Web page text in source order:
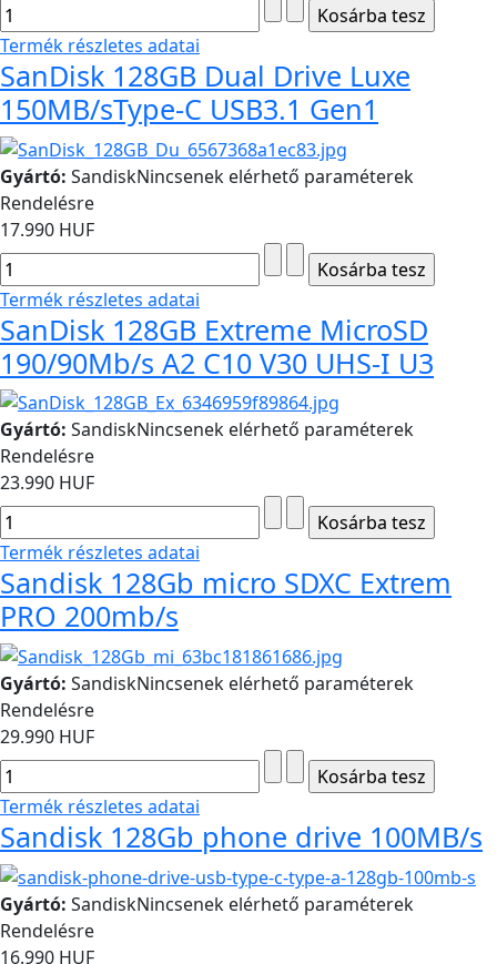
Termék részletes adatai
SanDisk 128GB Dual Drive Luxe
150MB/sType-C USB3.1 Gen1
Gyártó: SandiskNincsenek elérhető paraméterek
Rendelésre
17.990 HUF
Termék részletes adatai
SanDisk 128GB Extreme MicroSD
190/90Mb/s A2 C10 V30 UHS-I U3
Gyártó: SandiskNincsenek elérhető paraméterek
Rendelésre
23.990 HUF
Termék részletes adatai
Sandisk 128Gb micro SDXC Extrem
PRO 200mb/s
Gyártó: SandiskNincsenek elérhető paraméterek
Rendelésre
29.990 HUF
Termék részletes adatai
Sandisk 128Gb phone drive 100MB/s
Gyártó: SandiskNincsenek elérhető paraméterek
Rendelésre
16.990 HUF